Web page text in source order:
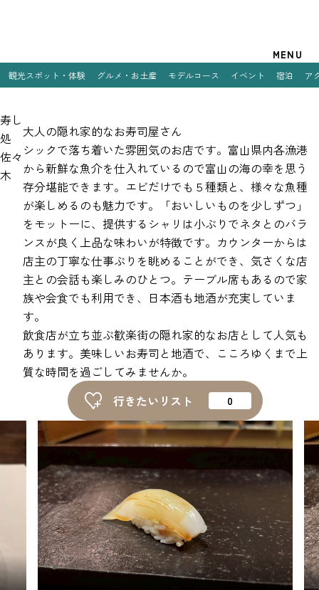
観光スポット・体験 グルメ・お土産 モデルコース イベント 宿泊 ア
寿し
処
佐々
木
大人の隠れ家的なお寿司屋さん
シックで落ち着いた雰囲気のお店です。富山県内各漁港
から新鮮な魚介を仕入れているので富山の海の幸を思う
存分堪能できます。エビだけでも５種類と、様々な魚種
が楽しめるのも魅力です。「おいしいものを少しずつ」
をモットーに、提供するシャリは小ぶりでネタとのバラ
ンスが良く上品な味わいが特徴です。カウンターからは
店主の丁寧な仕事ぶりを眺めることができ、気さくな店
主との会話も楽しみのひとつ。テーブル席もあるので家
族や会食でも利用でき、日本酒も地酒が充実していま
す。
飲食店が立ち並ぶ歓楽街の隠れ家的なお店として人気も
あります。美味しいお寿司と地酒で、こころゆくまで上
質な時間を過ごしてみませんか。
行きたいリスト
観光スポット・体験
グルメ・お土産
モデルコース
イベント
宿泊
アクセス
ピックアップ
はじめての高岡
地元ライター記事
お得で便利なサービス
観光ガイド
レンタサイクル
MENU